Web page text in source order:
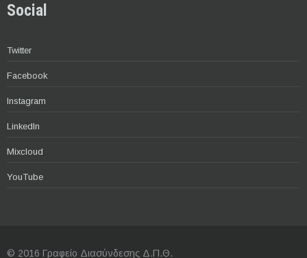
Social
Twitter
Facebook
Instagram
LinkedIn
Mixcloud
YouTube
© 2016 Γραφείο Διασύνδεσης Δ.Π.Θ.